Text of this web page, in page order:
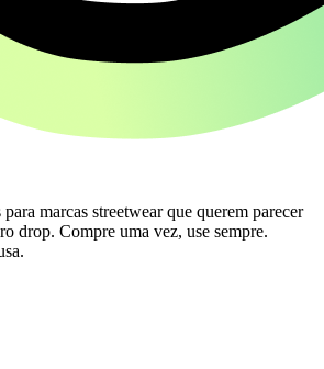
marcas streetwear que querem parecer
drop. Compre uma vez, use sempre.